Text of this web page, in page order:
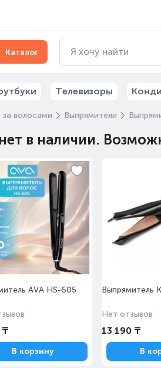
Каталог
Телевизоры
волосами Выпрямители
в наличии.
AVA HS-605
₸
В корзину
Выпрямитель
Нет отзывов
13 190 ₸
В